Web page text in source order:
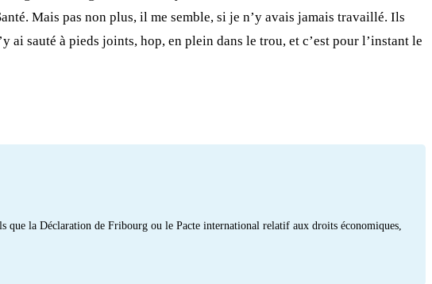
Mais pas non plus, il me semble, si je n’y avais jamais travaillé. Ils
sauté à pieds joints, hop, en plein dans le trou, et c’est pour l’instant le
que la Déclaration de Fribourg ou le Pacte international relatif aux droits économiques,